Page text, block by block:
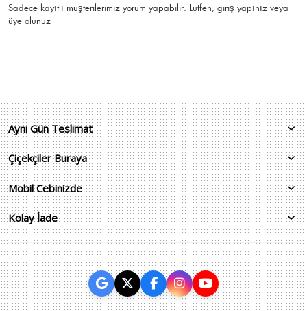
Sadece kayıtlı müşterilerimiz yorum yapabilir. Lütfen, giriş yapınız veya
üye olunuz
Aynı Gün Teslimat
Çiçekçiler Buraya
Mobil Cebinizde
Kolay İade